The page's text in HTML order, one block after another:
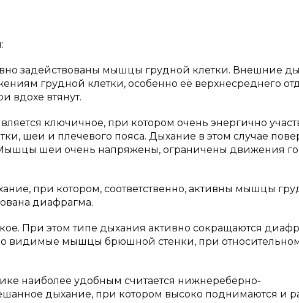
задействованы мышцы грудной клетки. Внешние
грудной клетки, особенно её верхнесреднего
вдохе втянут.
ключичное, при котором очень энергично
шеи и плечевого пояса. Дыхание в этом случае
шеи очень напряжены, ограничены движения
при котором, соответственно, активны мышцы
диафрагма.
При этом типе дыхания активно сокращаются
видимые мышцы брюшной стенки, при
наиболее удобным считается нижнереберно-
дыхание, при котором высоко поднимаются и